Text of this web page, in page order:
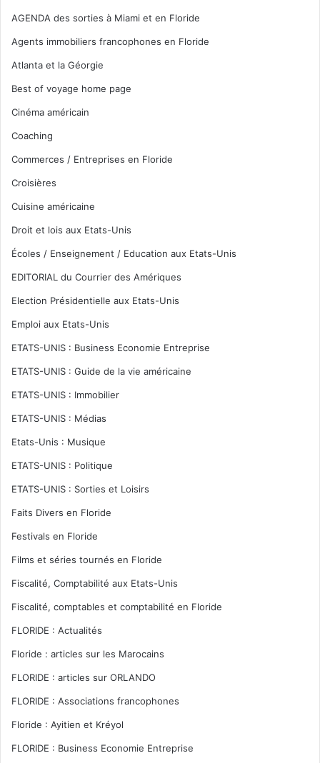
AGENDA des sorties à Miami et en Floride
Agents immobiliers francophones en Floride
Atlanta et la Géorgie
Best of voyage home page
Cinéma américain
Coaching
Commerces / Entreprises en Floride
Croisières
Cuisine américaine
Droit et lois aux Etats-Unis
Écoles / Enseignement / Education aux Etats-Unis
EDITORIAL du Courrier des Amériques
Election Présidentielle aux Etats-Unis
Emploi aux Etats-Unis
ETATS-UNIS : Business Economie Entreprise
ETATS-UNIS : Guide de la vie américaine
ETATS-UNIS : Immobilier
ETATS-UNIS : Médias
Etats-Unis : Musique
ETATS-UNIS : Politique
ETATS-UNIS : Sorties et Loisirs
Faits Divers en Floride
Festivals en Floride
Films et séries tournés en Floride
Fiscalité, Comptabilité aux Etats-Unis
Fiscalité, comptables et comptabilité en Floride
FLORIDE : Actualités
Floride : articles sur les Marocains
FLORIDE : articles sur ORLANDO
FLORIDE : Associations francophones
Floride : Ayitien et Kréyol
FLORIDE : Business Economie Entreprise